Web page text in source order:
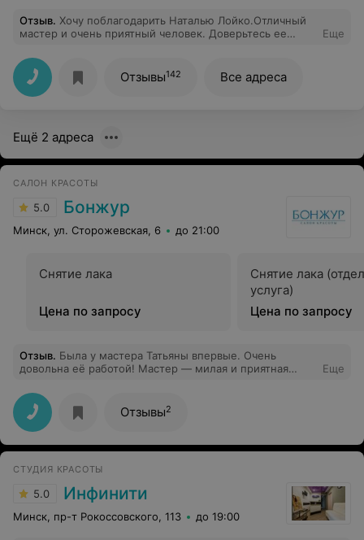
Отзыв. Хочу поблагодарить Наталью Лойко.Отличный
мастер и очень приятный человек. Доверьтесь ее
Еще
Отзывы142 Все адреса
Ещё 2 адреса
САЛОН КРАСОТЫ
5.0 Бонжур
Минск, ул. Сторожевская, 6 до 21:00
Снятие лака
Цена по запросу
Снятие лака
услуга)
Цена по запросу
Отзыв. Была у мастера Татьяны впервые. Очень
довольна её работой! Мастер — милая и приятная
важно качество работы и комфорт клиента. Результат
очень порадовал — руки выглядят аккуратно и
ухоженно. Обязательно снова обращусь и буду
рекомендовать всем! Спасибо за отличный маникюр!
Еще
Отзывы2
СТУДИЯ КРАСОТЫ
5.0 Инфинити
Минск, пр-т Рокоссовского, 113 до 19:00